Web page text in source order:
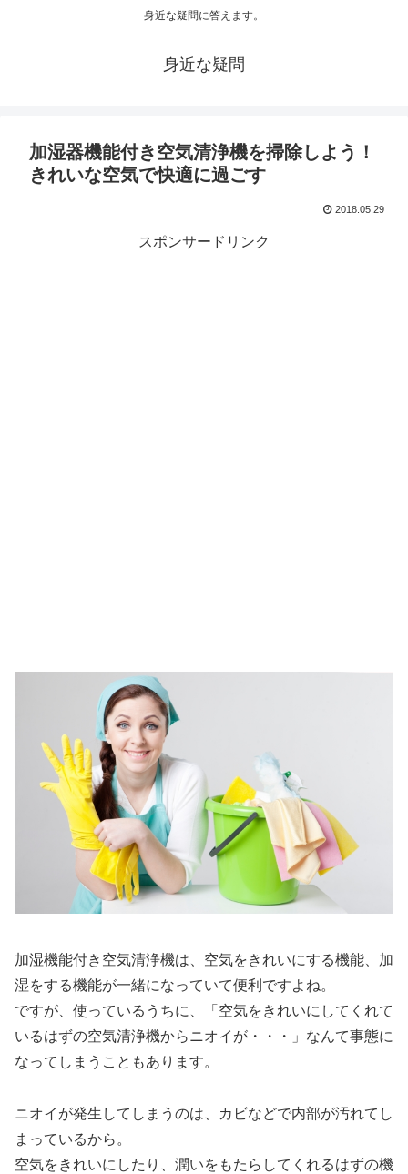
身近な疑問に答えます。
身近な疑問
加湿器機能付き空気清浄機を掃除しよう！
きれいな空気で快適に過ごす
2018.05.29
スポンサードリンク
加湿機能付き空気清浄機は、空気をきれいにする機能、加
湿をする機能が一緒になっていて便利ですよね。
ですが、使っているうちに、「空気をきれいにしてくれて
いるはずの空気清浄機からニオイが・・・」なんて事態に
なってしまうこともあります。
ニオイが発生してしまうのは、カビなどで内部が汚れてし
まっているから。
空気をきれいにしたり、潤いをもたらしてくれるはずの機